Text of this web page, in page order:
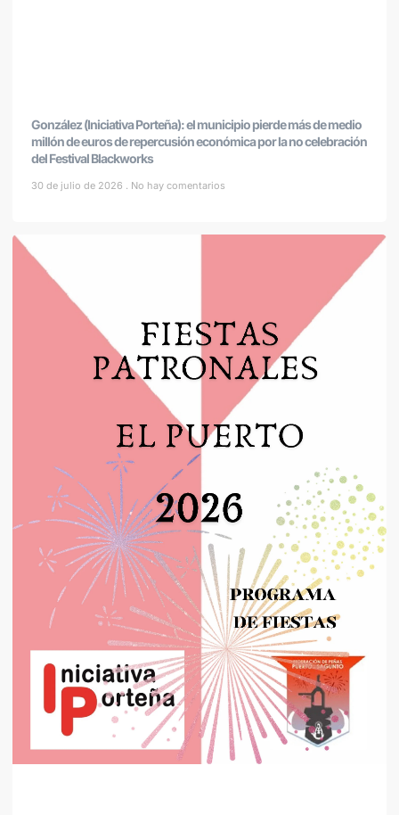
González (Iniciativa Porteña): el municipio pierde más de medio
millón de euros de repercusión económica por la no celebración
del Festival Blackworks
30 de julio de 2026 No hay comentarios